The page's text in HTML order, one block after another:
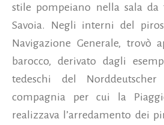
stile pompeiano nella sala da
Savoia. Negli interni del
Navigazione Generale, trovò
barocco, derivato dagli
tedeschi del
compagnia per cui la
realizzava l’arredamento dei